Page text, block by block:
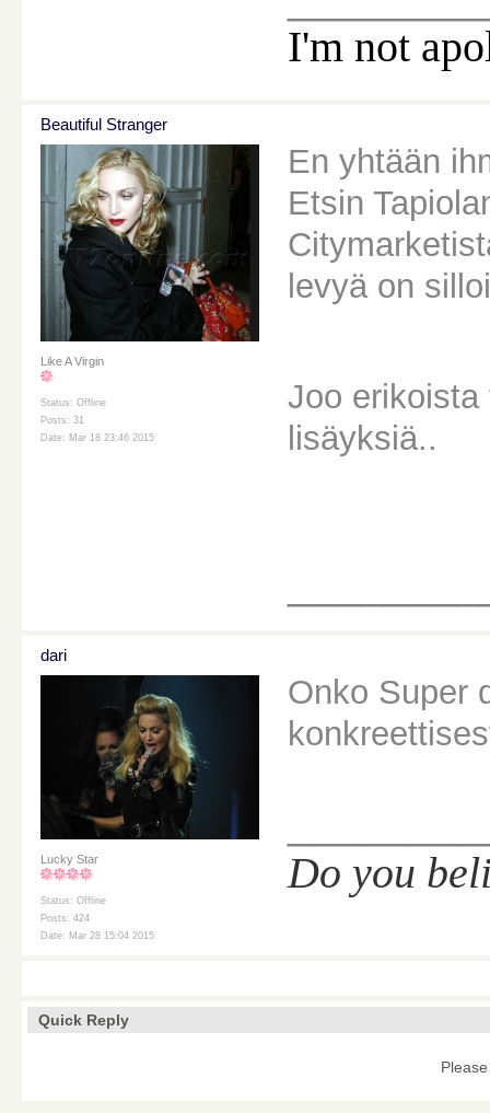
I'm not
Beautiful Stranger
Like A Virgin
Status: Offline
Posts: 31
Date: Mar 18 23:46 2015
En yhtään
Etsin
levyä on
Joo erikoista
lisäyksiä..
dari
Lucky Star
Status: Offline
Posts: 424
Date: Mar 28 15:04 2015
Onko Super
Do you
Quick Reply